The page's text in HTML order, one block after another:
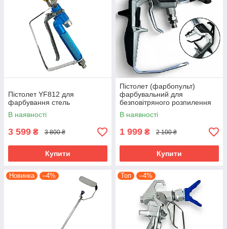
Пістолет YF812 для
фарбування стель
В наявності
3 599 ₴ 3 800 ₴
Купити
Пістолет (фарбопульт)
фарбувальний для
безповітряного розпилення
Pro 810 (250 бар)
В наявності
1 999 ₴ 2 100 ₴
Купити
Новинка –4% Топ –4%